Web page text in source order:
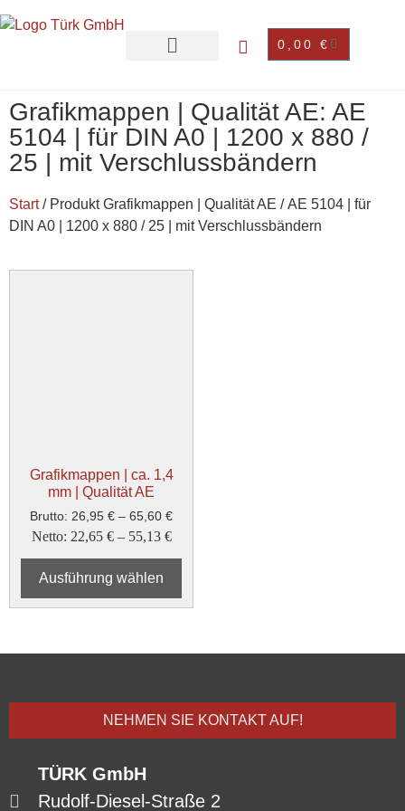
0,00 €
Grafikmappen | Qualität AE: AE
5104 | für DIN A0 | 1200 x 880 /
25 | mit Verschlussbändern
Start/ Produkt Grafikmappen | Qualität AE / AE 5104 | für
DIN A0 | 1200 x 880 / 25 | mit Verschlussbändern
Grafikmappen | ca. 1,4
mm | Qualität AE
Brutto: 26,95 € – 65,60 €
Netto: 22,65 € – 55,13 €
Ausführung wählen
NEHMEN SIE KONTAKT AUF!
TÜRK GmbH
Rudolf-Diesel-Straße 2